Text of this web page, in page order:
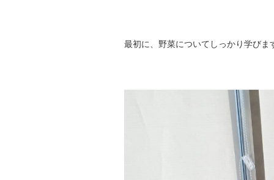
最初に、野菜についてしっかり学びま